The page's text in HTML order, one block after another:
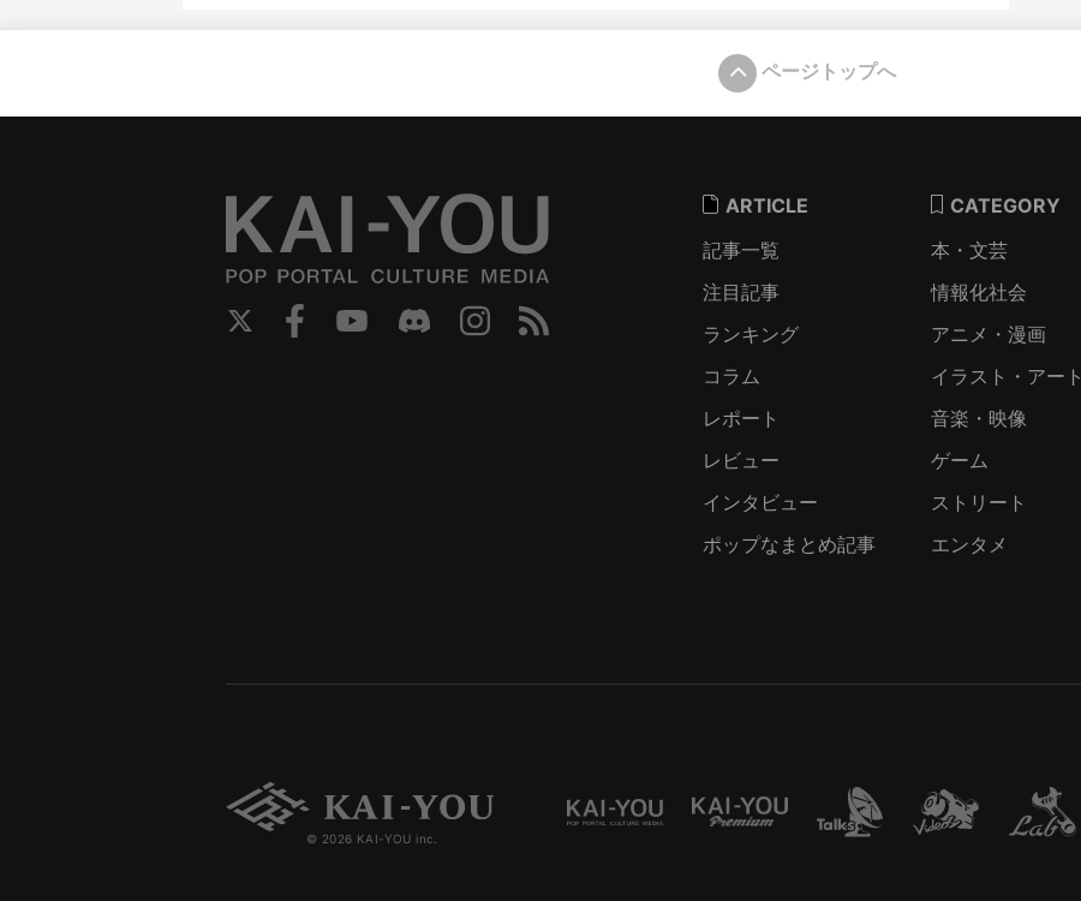
ページトップへ
ARTICLE
記事一覧
注目記事
ランキング
コラム
レポート
レビュー
インタビュー
ポップなまとめ記事
CATEGORY
本・文芸
情報化社会
アニメ・漫画
イラスト・アート
音楽・映像
ゲーム
ストリート
エンタメ
© 2026 KAI-YOU inc.